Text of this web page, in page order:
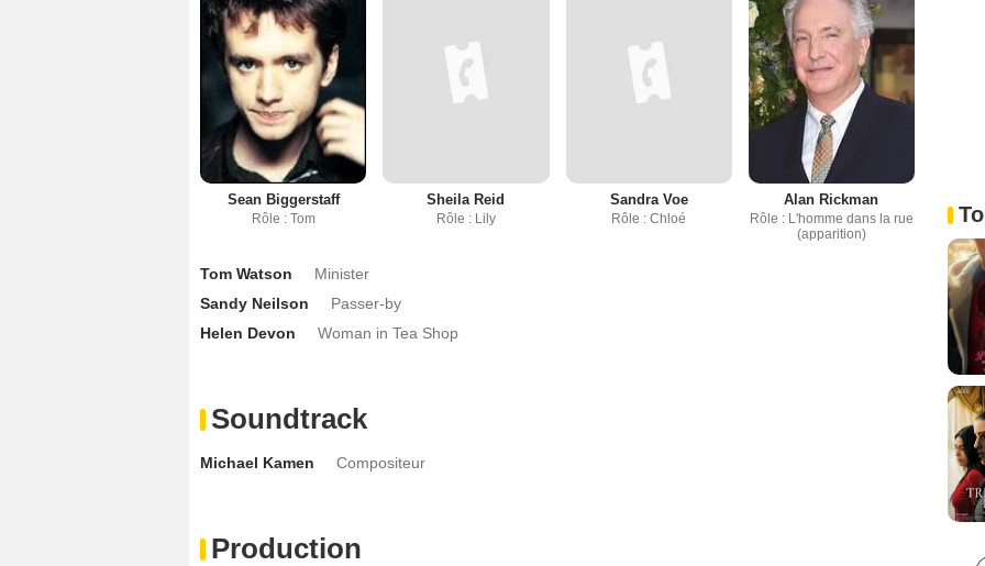
Sean Biggerstaff
Rôle : Tom
Sheila Reid
Rôle : Lily
Sandra Voe
Rôle : Chloé
Alan Rickman
Rôle : L'homme dans la rue
(apparition)
Tom Watson
Minister
Sandy Neilson
Passer-by
Helen Devon
Woman in Tea Shop
Soundtrack
Michael Kamen Compositeur
Production